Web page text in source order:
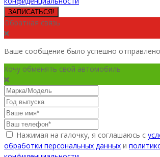
ЗАПИСАТЬСЯ!
Обратная связь
Ваше сообщение было успешно отправлено
Хочу обменять свой автомобиль
Нажимая на галочку, я соглашаюсь с
обработки персональных данных и